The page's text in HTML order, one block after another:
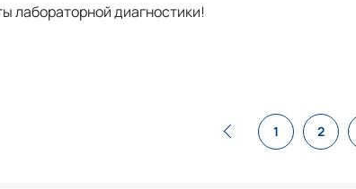
лабораторной диагностики!
1 2